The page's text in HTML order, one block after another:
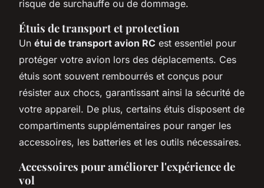
risque de surchauffe ou de dommage.
Étuis de transport et protection
Un étui de transport avion RC est essentiel pour
protéger votre avion lors des déplacements. Ces
étuis sont souvent rembourrés et conçus pour
résister aux chocs, garantissant ainsi la sécurité de
votre appareil. De plus, certains étuis disposent de
compartiments supplémentaires pour ranger les
accessoires, les batteries et les outils nécessaires.
Accessoires pour améliorer l'expérience de
vol